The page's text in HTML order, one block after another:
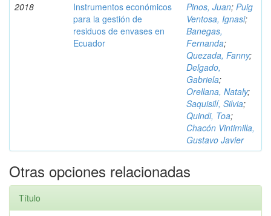
2018
Instrumentos económicos
para la gestión de
residuos de envases en
Ecuador
Pinos, Juan; Puig
Ventosa, Ignasi;
Banegas,
Fernanda;
Quezada, Fanny;
Delgado,
Gabriela;
Orellana, Nataly;
Saquisilí, Silvia;
Quindi, Toa;
Chacón Vintimilla,
Gustavo Javier
Otras opciones relacionadas
Título